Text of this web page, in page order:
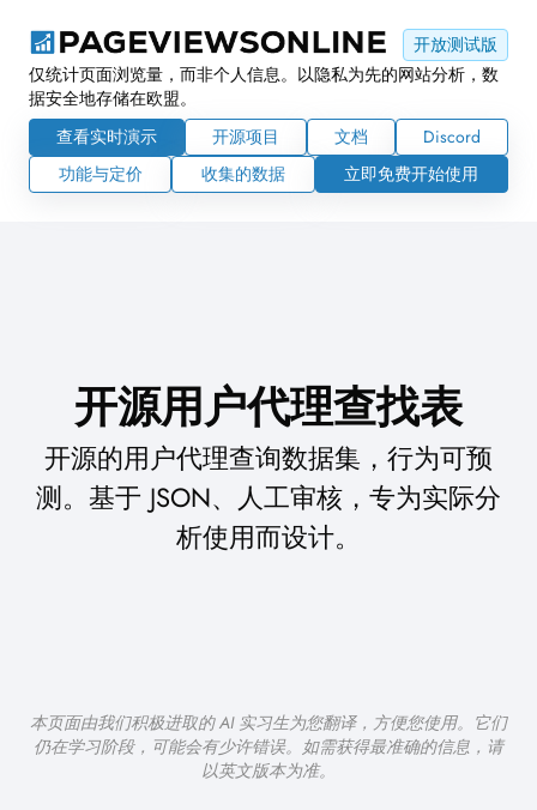
开放测试版
仅统计页面浏览量，而非个人信息。以隐私为先的网站分析，数
据安全地存储在欧盟。
查看实时演示
开源项目 文档
Discord
功能与定价
收集的数据 立即免费开始使用
开源用户代理查找表
开源的用户代理查询数据集，行为可预
测。基于 JSON、人工审核，专为实际分
析使用而设计。
本页面由我们积极进取的 AI 实习生为您翻译，方便您使用。它们
仍在学习阶段，可能会有少许错误。如需获得最准确的信息，请
以英文版本为准。